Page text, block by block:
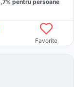
% pentru persoane
Favorite